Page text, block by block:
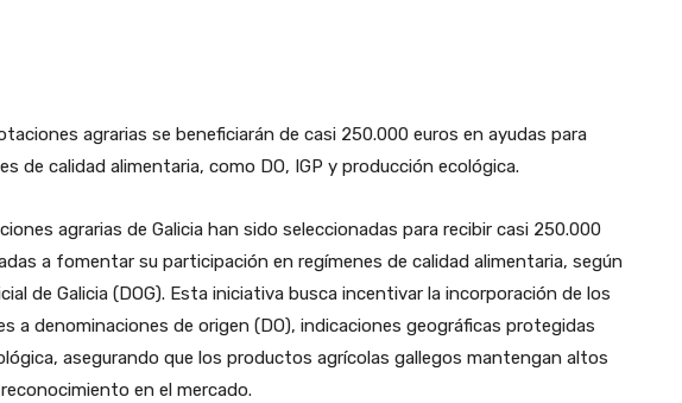
agrarias se beneficiarán de casi 250.000 euros en ayudas para
de calidad alimentaria, como DO, IGP y producción ecológica.
agrarias de Galicia han sido seleccionadas para recibir casi 250.000
a fomentar su participación en regímenes de calidad alimentaria, según
de Galicia (DOG). Esta iniciativa busca incentivar la incorporación de los
a denominaciones de origen (DO), indicaciones geográficas protegidas
asegurando que los productos agrícolas gallegos mantengan altos
en el mercado.